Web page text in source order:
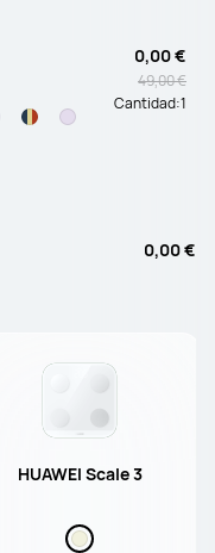
0,00 €
49,00 €
Cantidad:1
0,00 €
HUAWEI Scale 3